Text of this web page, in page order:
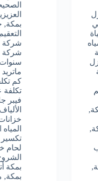
,
,
,
بمكة,
شركة
سنوات
كم
تكلفة
فيبر
تكسير
لحام
بمكة
بمكة,